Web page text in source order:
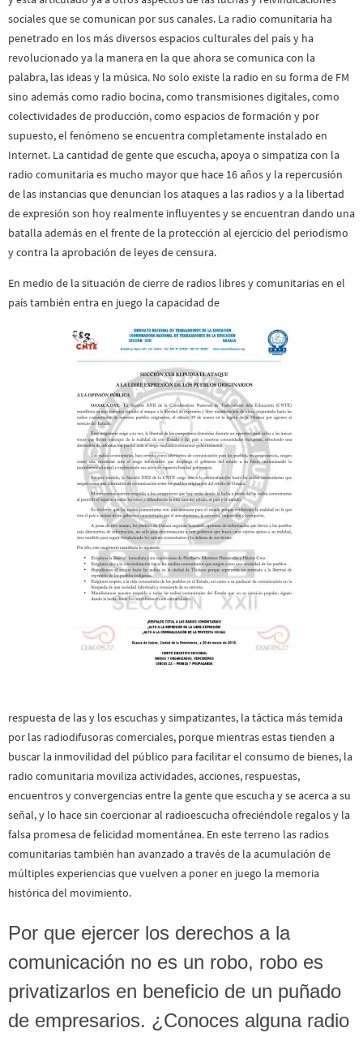
sociales que se comunican por sus canales. La radio comunitaria ha
penetrado en los más diversos espacios culturales del país y ha
revolucionado ya la manera en la que ahora se comunica con la
palabra, las ideas y la música. No solo existe la radio en su forma de FM
sino además como radio bocina, como transmisiones digitales, como
colectividades de producción, como espacios de formación y por
supuesto, el fenómeno se encuentra completamente instalado en
Internet. La cantidad de gente que escucha, apoya o simpatiza con la
radio comunitaria es mucho mayor que hace 16 años y la repercusión
de las instancias que denuncian los ataques a las radios y a la libertad
de expresión son hoy realmente influyentes y se encuentran dando una
batalla además en el frente de la protección al ejercicio del periodismo
y contra la aprobación de leyes de censura.
En medio de la situación de cierre de radios libres y comunitarias en el
país también entra en juego la capacidad de
respuesta de las y los escuchas y simpatizantes, la táctica más temida
por las radiodifusoras comerciales, porque mientras estas tienden a
buscar la inmovilidad del público para facilitar el consumo de bienes, la
radio comunitaria moviliza actividades, acciones, respuestas,
encuentros y convergencias entre la gente que escucha y se acerca a su
señal, y lo hace sin coercionar al radioescucha ofreciéndole regalos y la
falsa promesa de felicidad momentánea. En este terreno las radios
comunitarias también han avanzado a través de la acumulación de
múltiples experiencias que vuelven a poner en juego la memoria
histórica del movimiento.
Por que ejercer los derechos a la
comunicación no es un robo, robo es
privatizarlos en beneficio de un puñado
de empresarios. ¿Conoces alguna radio